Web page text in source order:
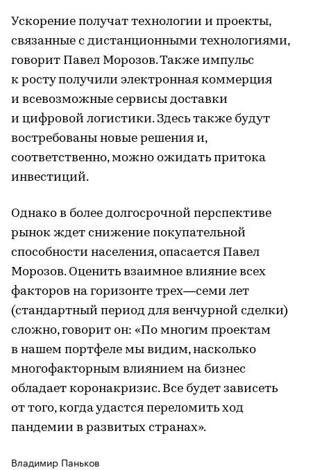
Ускорение получат технологии и проекты,
связанные с дистанционными технологиями,
говорит Павел Морозов. Также импульс
к росту получили электронная коммерция
и всевозможные сервисы доставки
и цифровой логистики. Здесь также будут
востребованы новые решения и,
соответственно, можно ожидать притока
инвестиций.
Однако в более долгосрочной перспективе
рынок ждет снижение покупательной
способности населения, опасается Павел
Морозов. Оценить взаимное влияние всех
факторов на горизонте трех—семи лет
(стандартный период для венчурной сделки)
сложно, говорит он: «По многим проектам
в нашем портфеле мы видим, насколько
многофакторным влиянием на бизнес
обладает коронакризис. Все будет зависеть
от того, когда удастся переломить ход
пандемии в развитых странах».
Владимир Паньков